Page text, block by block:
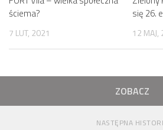
ściema?
7 LUT, 2021
się 26.
12 MAJ,
ZOBACZ
NASTĘPNA